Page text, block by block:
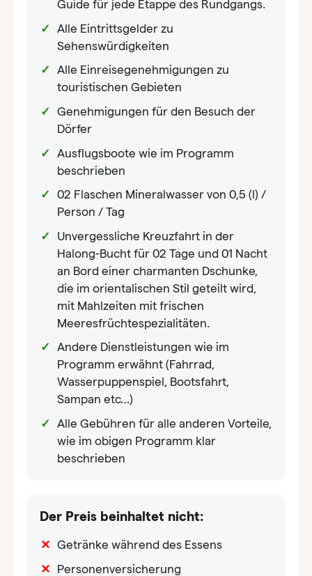
Guide für jede Etappe des Rundgangs.
Alle Eintrittsgelder zu
Sehenswürdigkeiten
Alle Einreisegenehmigungen zu
touristischen Gebieten
Genehmigungen für den Besuch der
Dörfer
Ausflugsboote wie im Programm
beschrieben
02 Flaschen Mineralwasser von 0,5 (l) /
Person / Tag
Unvergessliche Kreuzfahrt in der
Halong-Bucht für 02 Tage und 01 Nacht
an Bord einer charmanten Dschunke,
die im orientalischen Stil geteilt wird,
mit Mahlzeiten mit frischen
Meeresfrüchtespezialitäten.
Andere Dienstleistungen wie im
Programm erwähnt (Fahrrad,
Wasserpuppenspiel, Bootsfahrt,
Sampan etc…)
Alle Gebühren für alle anderen Vorteile,
wie im obigen Programm klar
beschrieben
Der Preis beinhaltet nicht:
Getränke während des Essens
Personenversicherung